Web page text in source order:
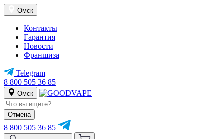
Омск
Контакты
Гарантия
Новости
Франшиза
Telegram
8 800 505 36 85
Омск
Отмена
8 800 505 36 85